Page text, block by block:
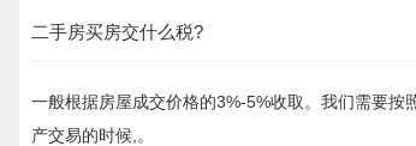
二手房买房交什么税?
一般根据房屋成交价格的3%-5%收取。我们需要
产交易的时候,。